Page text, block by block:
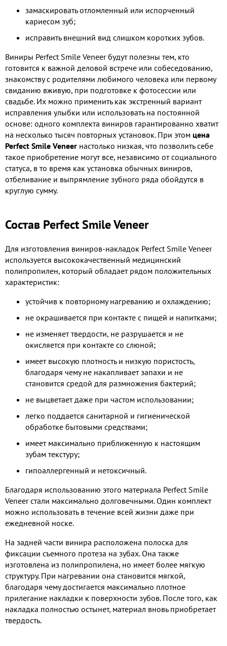
замаскировать отломленный или испорченный
кариесом зуб;
исправить внешний вид слишком коротких зубов.
Виниры Perfect Smile Veneer будут полезны тем, кто
готовится к важной деловой встрече или собеседованию,
знакомству с родителями любимого человека или первому
свиданию вживую, при подготовке к фотосессии или
свадьбе. Их можно применить как экстренный вариант
исправления улыбки или использовать на постоянной
основе: одного комплекта виниров гарантированно хватит
на несколько тысяч повторных установок. При этом цена
Perfect Smile Veneer настолько низкая, что позволить себе
такое приобретение могут все, независимо от социального
статуса, в то время как установка обычных виниров,
отбеливание и выпрямление зубного ряда обойдутся в
круглую сумму.
Состав Perfect Smile Veneer
Для изготовления виниров-накладок Perfect Smile Veneer
используется высококачественный медицинский
полипропилен, который обладает рядом положительных
характеристик:
устойчив к повторному нагреванию и охлаждению;
не окрашивается при контакте с пищей и напитками;
не изменяет твердости, не разрушается и не
окисляется при контакте со слюной;
имеет высокую плотность и низкую пористость,
благодаря чему не накапливает запахи и не
становится средой для размножения бактерий;
не выцветает даже при частом использовании;
легко поддается санитарной и гигиенической
обработке бытовыми средствами;
имеет максимально приближенную к настоящим
зубам текстуру;
гипоаллергенный и нетоксичный.
Благодаря использованию этого материала Perfect Smile
Veneer стали максимально долговечными. Один комплект
можно использовать в течение всей жизни даже при
ежедневной носке.
На задней части винира расположена полоска для
фиксации съемного протеза на зубах. Она также
изготовлена из полипропилена, но имеет более мягкую
структуру. При нагревании она становится мягкой,
благодаря чему достигается максимально плотное
прилегание накладки к поверхности зубов. После того, как
накладка полностью остынет, материал вновь приобретает
твердость.